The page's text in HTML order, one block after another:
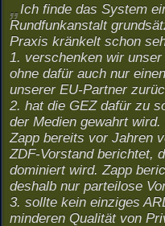
Ich finde das System
Rundfunkanstalt
Praxis kränkelt schon
1. verschenken wir
ohne dafür auch nur
unserer EU-Partner
2. hat die GEZ dafür zu
der Medien gewahrt
Zapp bereits vor Jahren
ZDF-Vorstand berichtet,
dominiert wird. Zapp
deshalb nur parteilose
3. sollte kein einziges
minderen Qualität von